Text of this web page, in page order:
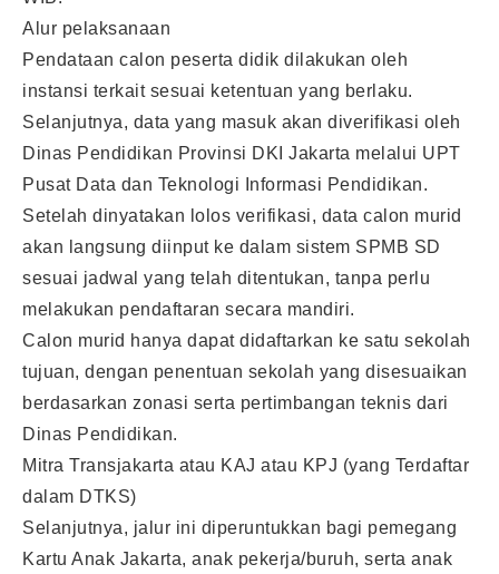
Alur pelaksanaan
Pendataan calon peserta didik dilakukan oleh
instansi terkait sesuai ketentuan yang berlaku.
Selanjutnya, data yang masuk akan diverifikasi oleh
Dinas Pendidikan Provinsi DKI Jakarta melalui UPT
Pusat Data dan Teknologi Informasi Pendidikan.
Setelah dinyatakan lolos verifikasi, data calon murid
akan langsung diinput ke dalam sistem SPMB SD
sesuai jadwal yang telah ditentukan, tanpa perlu
melakukan pendaftaran secara mandiri.
Calon murid hanya dapat didaftarkan ke satu sekolah
tujuan, dengan penentuan sekolah yang disesuaikan
berdasarkan zonasi serta pertimbangan teknis dari
Dinas Pendidikan.
Mitra Transjakarta atau KAJ atau KPJ (yang Terdaftar
dalam DTKS)
Selanjutnya, jalur ini diperuntukkan bagi pemegang
Kartu Anak Jakarta, anak pekerja/buruh, serta anak